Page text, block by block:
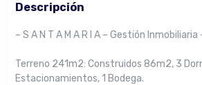
Descripción
– S A N T A M A R I A – Gestión Inmobiliaria
Terreno 241m2: Construidos 86m2, 3
Estacionamientos, 1 Bodega.